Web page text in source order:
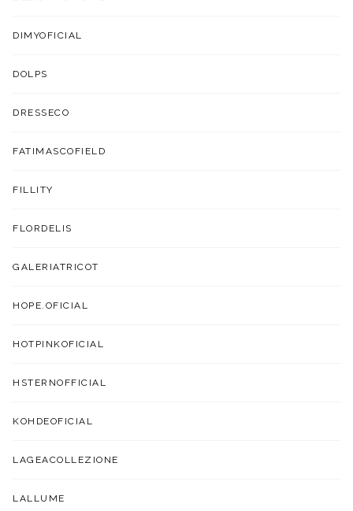
DIMYOFICIAL
DOLPS
DRESSECO
FATIMASCOFIELD
FILLITY
FLORDELIS
GALERIATRICOT
HOPE.OFICIAL
HOTPINKOFICIAL
HSTERNOFFICIAL
KOHDEOFICIAL
LAGEACOLLEZIONE
LALLUME